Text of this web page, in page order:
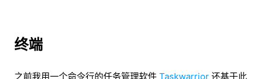
终端
之前我用一个命令行的任务管理软件 Taskwarrior 还基于此